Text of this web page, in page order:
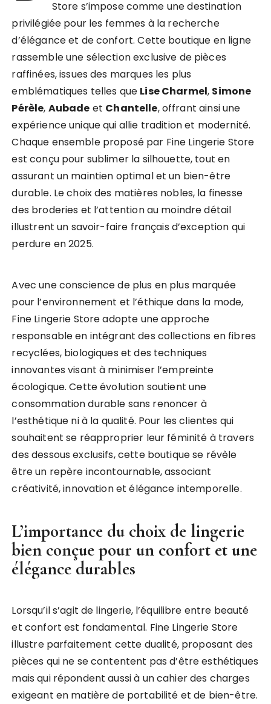
Store s’impose comme une destination
privilégiée pour les femmes à la recherche
d’élégance et de confort. Cette boutique en ligne
rassemble une sélection exclusive de pièces
raffinées, issues des marques les plus
emblématiques telles que Lise Charmel, Simone
Pérèle, Aubade et Chantelle, offrant ainsi une
expérience unique qui allie tradition et modernité.
Chaque ensemble proposé par Fine Lingerie Store
est conçu pour sublimer la silhouette, tout en
assurant un maintien optimal et un bien-être
durable. Le choix des matières nobles, la finesse
des broderies et l’attention au moindre détail
illustrent un savoir-faire français d’exception qui
perdure en 2025.
Avec une conscience de plus en plus marquée
pour l’environnement et l’éthique dans la mode,
Fine Lingerie Store adopte une approche
responsable en intégrant des collections en fibres
recyclées, biologiques et des techniques
innovantes visant à minimiser l’empreinte
écologique. Cette évolution soutient une
consommation durable sans renoncer à
l’esthétique ni à la qualité. Pour les clientes qui
souhaitent se réapproprier leur féminité à travers
des dessous exclusifs, cette boutique se révèle
être un repère incontournable, associant
créativité, innovation et élégance intemporelle.
L’importance du choix de lingerie
bien conçue pour un confort et une
élégance durables
Lorsqu’il s’agit de lingerie, l’équilibre entre beauté
et confort est fondamental. Fine Lingerie Store
illustre parfaitement cette dualité, proposant des
pièces qui ne se contentent pas d’être esthétiques
mais qui répondent aussi à un cahier des charges
exigeant en matière de portabilité et de bien-être.